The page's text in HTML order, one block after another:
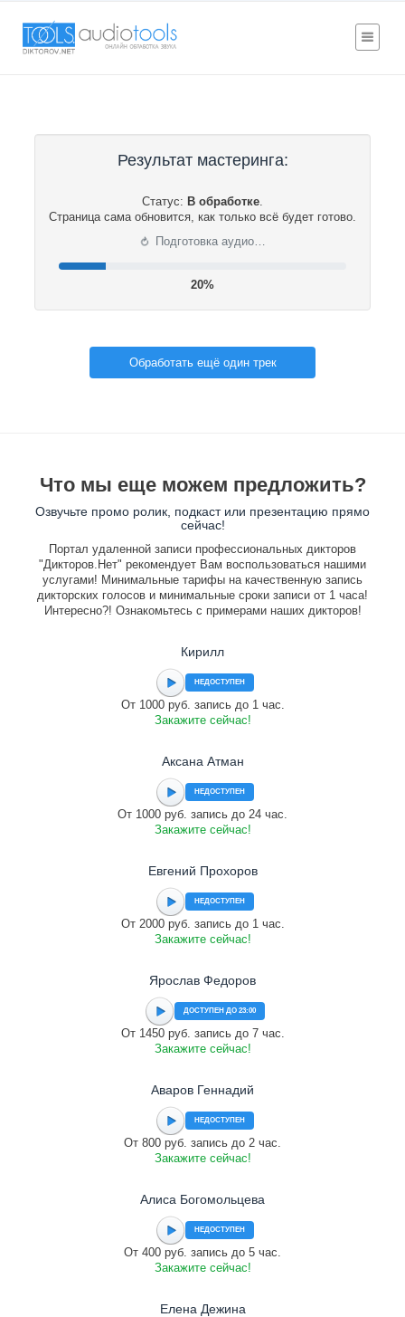
Результат мастеринга:
Статус: В обработке.
Страница сама обновится, как только всё будет готово.
⟳ Подготовка аудио…
21%
Обработать ещё один трек
Что мы еще можем предложить?
Озвучьте промо ролик, подкаст или презентацию прямо
сейчас!
Портал удаленной записи профессиональных дикторов
"Дикторов.Нет" рекомендует Вам воспользоваться нашими
услугами! Минимальные тарифы на качественную запись
дикторских голосов и минимальные сроки записи от 1 часа!
Интересно?! Ознакомьтесь с примерами наших дикторов!
Кирилл
НЕДОСТУПЕН
От 1000 руб. запись до 1 час.
Закажите сейчас!
Аксана Атман
НЕДОСТУПЕН
От 1000 руб. запись до 24 час.
Закажите сейчас!
Евгений Прохоров
НЕДОСТУПЕН
От 2000 руб. запись до 1 час.
Закажите сейчас!
Ярослав Федоров
ДОСТУПЕН ДО 23:00
От 1450 руб. запись до 7 час.
Закажите сейчас!
Аваров Геннадий
НЕДОСТУПЕН
От 800 руб. запись до 2 час.
Закажите сейчас!
Алиса Богомольцева
НЕДОСТУПЕН
От 400 руб. запись до 5 час.
Закажите сейчас!
Елена Дежина